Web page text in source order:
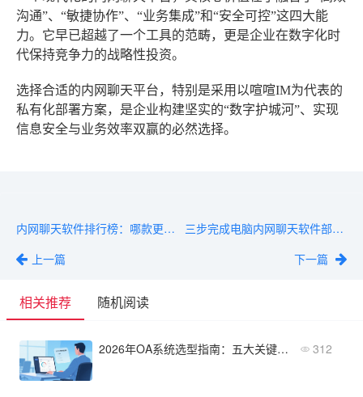
沟通”、“敏捷协作”、“业务集成”和“安全可控”这四大能
力。它早已超越了一个工具的范畴，更是企业在数字化时
代保持竞争力的战略性投资。
选择合适的内网聊天平台，特别是采用以喧喧IM为代表的
私有化部署方案，是企业构建坚实的“数字护城河”、实现
信息安全与业务效率双赢的必然选择。
内网聊天软件排行榜：哪款更好用？对比主流平台的选型指南
上一篇
三步完成电脑内网聊天软件部署：从选型到上线指南
下一篇
相关推荐 随机阅读
2026年OA系统选型指南：五大关键功能清单助您精准决策 312